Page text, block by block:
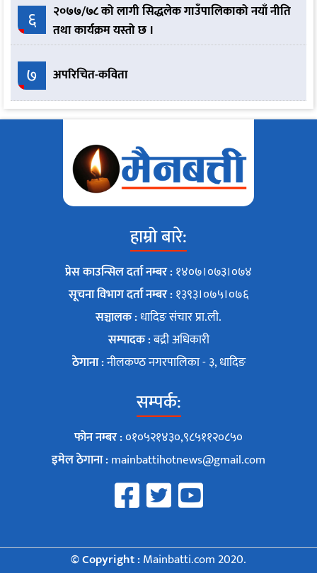
६
२०७७/७८ को लागी सिद्धलेक गाउँपालिकाको नयाँ नीति
तथा कार्यक्रम यस्तो छ ।
७ अपरिचित-कविता
हाम्रो बारे:
प्रेस काउन्सिल दर्ता नम्बर :१४०७।०७३।०७४
सूचना विभाग दर्ता नम्बर :१३९३।०७५।०७६
सञ्चालक :धादिङ संचार प्रा.ली.
सम्पादक :बद्री अधिकारी
ठेगाना :नीलकण्ठ नगरपालिका - ३, धादिङ
सम्पर्क:
फोन नम्बर :०१०५२१४३०,९८५११२०८५०
इमेल ठेगाना :mainbattihotnews@gmail.com
© Copyright :Mainbatti.com 2020.